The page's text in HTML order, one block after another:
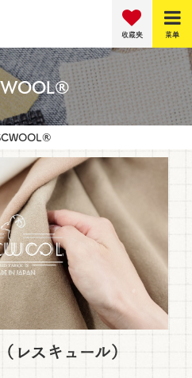
菜单
收藏夹
レスキュール）